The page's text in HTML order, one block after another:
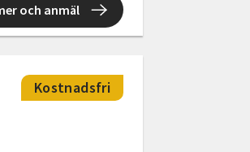
och anmäl
Kostnadsfri